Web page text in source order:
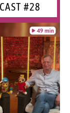
#28